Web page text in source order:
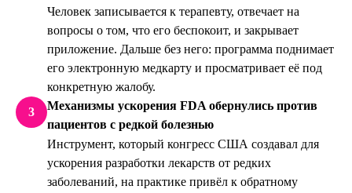
Человек записывается к терапевту, отвечает на
вопросы о том, что его беспокоит, и закрывает
приложение. Дальше без него: программа поднимает
его электронную медкарту и просматривает её под
конкретную жалобу.
3
Механизмы ускорения FDA обернулись против
пациентов с редкой болезнью
Инструмент, который конгресс США создавал для
ускорения разработки лекарств от редких
заболеваний, на практике привёл к обратному